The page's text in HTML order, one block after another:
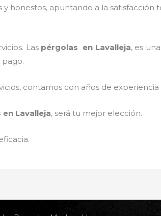
honestos, apuntando a la
Las pérgolas en Lavalleja, es
contamos con años de experiencia
en Lavalleja, será tu mejor elección.